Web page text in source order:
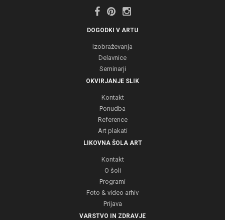
DOGODKI V ARTU
Izobraževanja
Delavnice
Seminarji
OKVIRJANJE SLIK
Kontakt
Ponudba
Reference
Art plakati
LIKOVNA ŠOLA ART
Kontakt
O šoli
Programi
Foto & video arhiv
Prijava
VARSTVO IN ZDRAVJE